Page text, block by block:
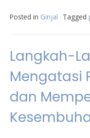
Posted in Ginjal Tagged
Langkah-
Mengatasi
dan